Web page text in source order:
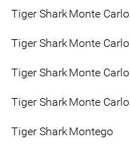
Tiger SharkMonte Carlo
Tiger SharkMonte Carlo
Tiger SharkMonte Carlo
Tiger SharkMonte Carlo
Tiger SharkMontego